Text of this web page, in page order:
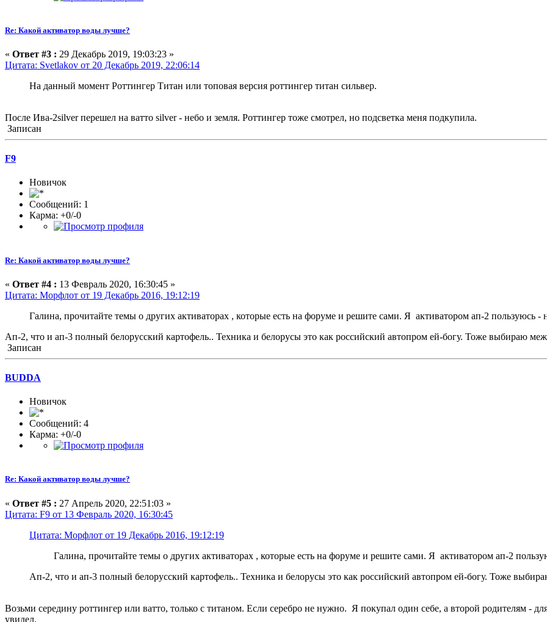
Re: Какой активатор воды лучше?
« Ответ #3 : 29 Декабрь 2019, 19:03:23 »
Цитата: Svetlakov от 20 Декабрь 2019, 22:06:14
На данный момент Роттингер Титан или топовая версия роттингер титан сильвер.
После Ива-2silver перешел на ватто silver - небо и земля. Роттингер тоже смотрел, но подсветка меня подкупила.
Записан
F9
Новичок
Сообщений: 1
Карма: +0/-0
Re: Какой активатор воды лучше?
« Ответ #4 : 13 Февраль 2020, 16:30:45 »
Цитата: Морфлот от 19 Декабрь 2016, 19:12:19
Галина, прочитайте темы о других активаторах , которые есть на форуме и решите сами. Я активатором ап-2 пользуюсь
Ап-2, что и ап-3 полный белорусский картофель.. Техника и белорусы это как российский автопром ей-богу. Тоже выбираю
Записан
BUDDA
Новичок
Сообщений: 4
Карма: +0/-0
Re: Какой активатор воды лучше?
« Ответ #5 : 27 Апрель 2020, 22:51:03 »
Цитата: F9 от 13 Февраль 2020, 16:30:45
Цитата: Морфлот от 19 Декабрь 2016, 19:12:19
Галина, прочитайте темы о других активаторах , которые есть на форуме и решите сами. Я активатором ап-2
Ап-2, что и ап-3 полный белорусский картофель.. Техника и белорусы это как российский автопром ей-богу. Тоже
Возьми середину роттингер или ватто, только с титаном. Если серебро не нужно. Я покупал один себе, а второй родителям -
увидел.